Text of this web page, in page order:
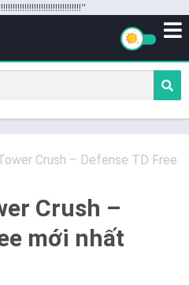
Crush – Defense TD Free
Crush –
mới nhất